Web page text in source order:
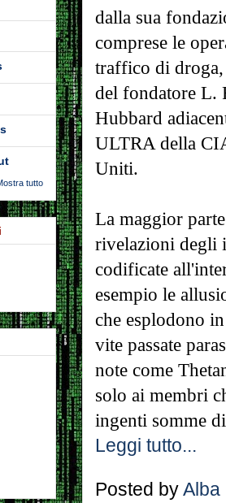
dalla sua
comprese le
traffico di
del fondatore L.
Hubbard
ULTRA della
Uniti.
La maggior
rivelazioni degli
codificate
esempio le
che esplodono
vite passate
note come
solo ai membri
ingenti somme
Leggi tutto...
Posted by Alba
tutto